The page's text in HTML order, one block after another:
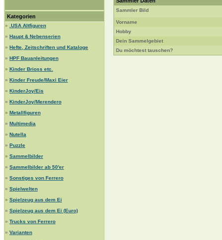
Kategorien
»
.USA Altfiguren
» Haupt & Nebenserien
» Hefte, Zeitschriften und Kataloge
» HPF Bauanleitungen
» Kinder Brioss etc.
» Kinder Freude/Maxi Eier
» KinderJoy/Eis
» KinderJoy/Merendero
» Metallfiguren
» Multimedia
» Nutella
» Puzzle
» Sammelbilder
» Sammelbilder ab 50'er
» Sonstiges von Ferrero
» Spielwelten
» Spielzeug aus dem Ei
» Spielzeug aus dem Ei (Euro)
» Trucks von Ferrero
» Varianten
Sammler Bild
Vorname
Hobby
Dein Sammelgebiet
Du möchtest tauschen?